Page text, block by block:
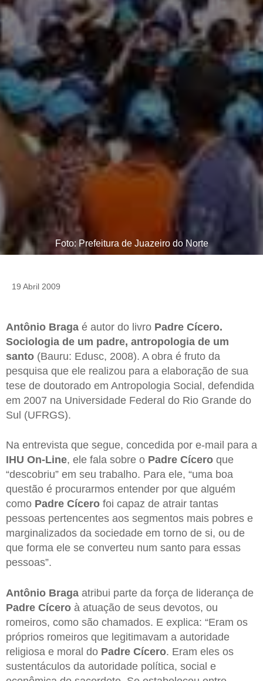
Foto: Prefeitura de Juazeiro do Norte
19 Abril 2009
Antônio Braga é autor do livro Padre Cícero.
Sociologia de um padre, antropologia de um
santo (Bauru: Edusc, 2008). A obra é fruto da
pesquisa que ele realizou para a elaboração de sua
tese de doutorado em Antropologia Social, defendida
em 2007 na Universidade Federal do Rio Grande do
Sul (UFRGS).
Na entrevista que segue, concedida por e-mail para a
IHU On-Line, ele fala sobre o Padre Cícero que
“descobriu” em seu trabalho. Para ele, “uma boa
questão é procurarmos entender por que alguém
como Padre Cícero foi capaz de atrair tantas
pessoas pertencentes aos segmentos mais pobres e
marginalizados da sociedade em torno de si, ou de
que forma ele se converteu num santo para essas
pessoas”.
Antônio Braga atribui parte da força de liderança de
Padre Cícero à atuação de seus devotos, ou
romeiros, como são chamados. E explica: “Eram os
próprios romeiros que legitimavam a autoridade
religiosa e moral do Padre Cícero. Eram eles os
sustentáculos da autoridade política, social e